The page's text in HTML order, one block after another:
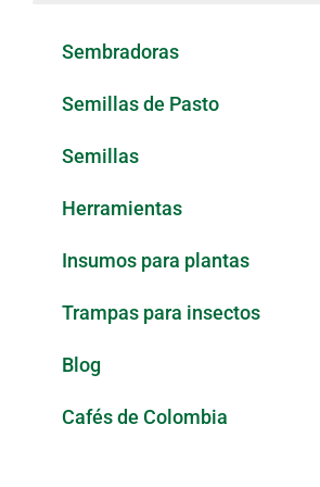
Sembradoras
Semillas de Pasto
Semillas
Herramientas
Insumos para plantas
Trampas para insectos
Blog
Cafés de Colombia